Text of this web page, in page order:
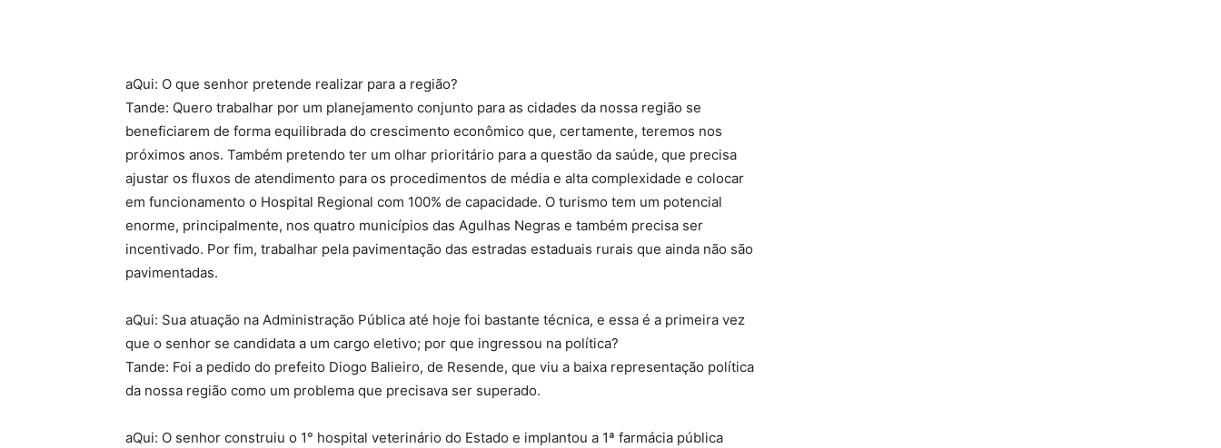
aQui: O que senhor pretende realizar para a região?
Tande: Quero trabalhar por um planejamento conjunto para as cidades da nossa região se
beneficiarem de forma equilibrada do crescimento econômico que, certamente, teremos nos
próximos anos. Também pretendo ter um olhar prioritário para a questão da saúde, que precisa
ajustar os fluxos de atendimento para os procedimentos de média e alta complexidade e colocar
em funcionamento o Hospital Regional com 100% de capacidade. O turismo tem um potencial
enorme, principalmente, nos quatro municípios das Agulhas Negras e também precisa ser
incentivado. Por fim, trabalhar pela pavimentação das estradas estaduais rurais que ainda não são
pavimentadas.
aQui: Sua atuação na Administração Pública até hoje foi bastante técnica, e essa é a primeira vez
que o senhor se candidata a um cargo eletivo; por que ingressou na política?
Tande: Foi a pedido do prefeito Diogo Balieiro, de Resende, que viu a baixa representação política
da nossa região como um problema que precisava ser superado.
aQui: O senhor construiu o 1° hospital veterinário do Estado e implantou a 1ª farmácia pública